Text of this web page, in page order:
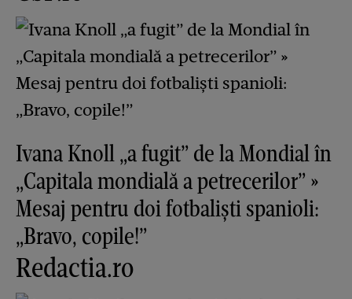
Ivana Knoll „a fugit” de la Mondial în
„Capitala mondială a petrecerilor” »
Mesaj pentru doi fotbaliști spanioli:
„Bravo, copile!”
Redactia.ro